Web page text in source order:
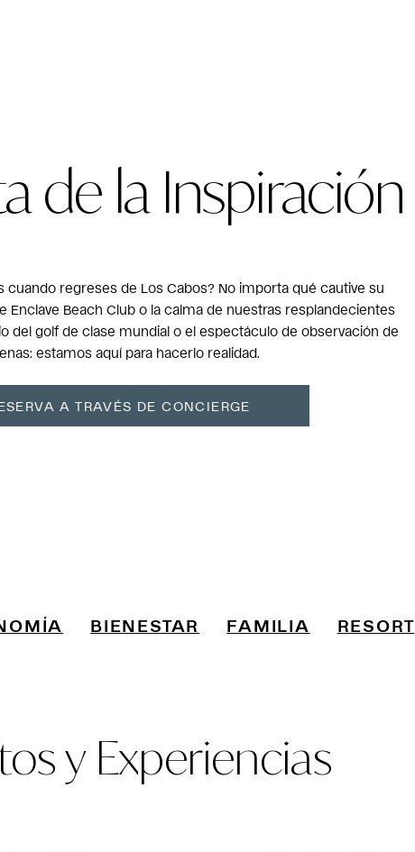
de la Inspiración
cuando regreses de Los Cabos? No importa qué cautive su
Enclave Beach Club o la calma de nuestras resplandecientes
del golf de clase mundial o el espectáculo de observación de
estamos aquí para hacerlo realidad.
A TRAVÉS DE CONCIERGE
y Experiencias
BIENESTAR FAMILIA RESORT